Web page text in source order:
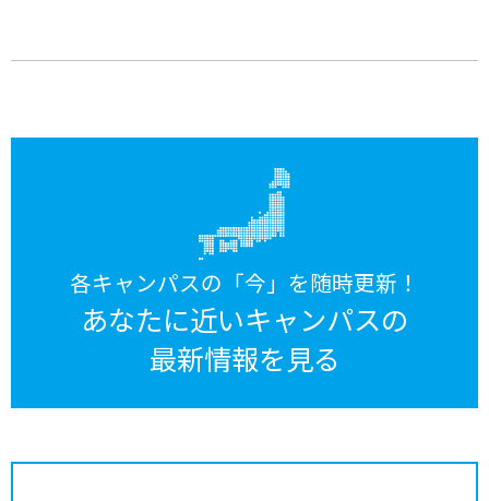
各キャンパスの「今」を随時更新！
あなたに近いキャンパスの
最新情報を見る